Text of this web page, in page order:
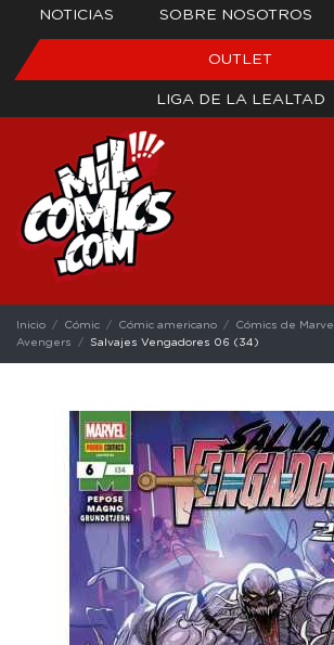
NOTICIAS SOBRE NOSOTROS
OUTLET
LIGA DE LA LEALTAD
Inicio Cómic Cómic americano Cómics de Marvel
Avengers
Salvajes Vengadores 06 (34)